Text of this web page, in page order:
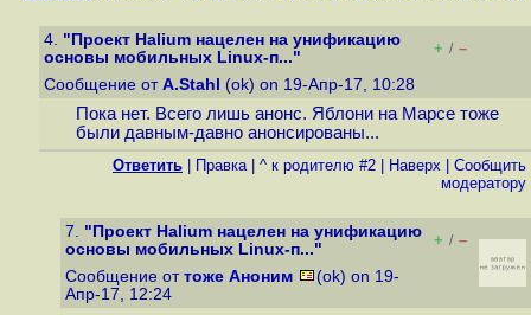
4. "Проект Halium нацелен на унификацию
основы мобильных Linux-п..."
+ / –
Сообщение от A.Stahl (ok) on 19-Апр-17, 10:28
Пока нет. Всего лишь анонс. Яблони на Марсе тоже
были давным-давно анонсированы...
Ответить Правка| ^ к родителю #2 Наверх
Cообщить
модератору
7. "Проект Halium нацелен на унификацию
основы мобильных Linux-п..."
+ / –
Сообщение от тоже Аноним
(ok) on 19-
Апр-17, 12:24